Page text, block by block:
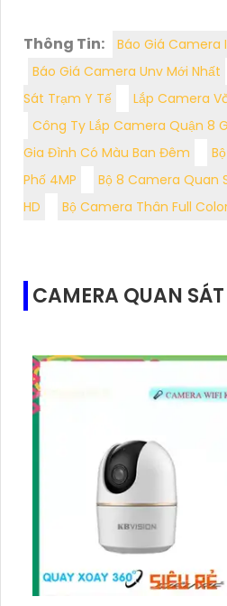
Thông Tin:
Báo Giá Camera
Báo Giá Camera Unv Mới Nhất
Sát Trạm Y Tế
Lắp Camera
Công Ty Lắp Camera Quận 8
Gia Đình Có Màu Ban Đêm
Phố 4MP
Bộ 8 Camera Quan
HD
Bộ Camera Thân Full
CAMERA QUAN